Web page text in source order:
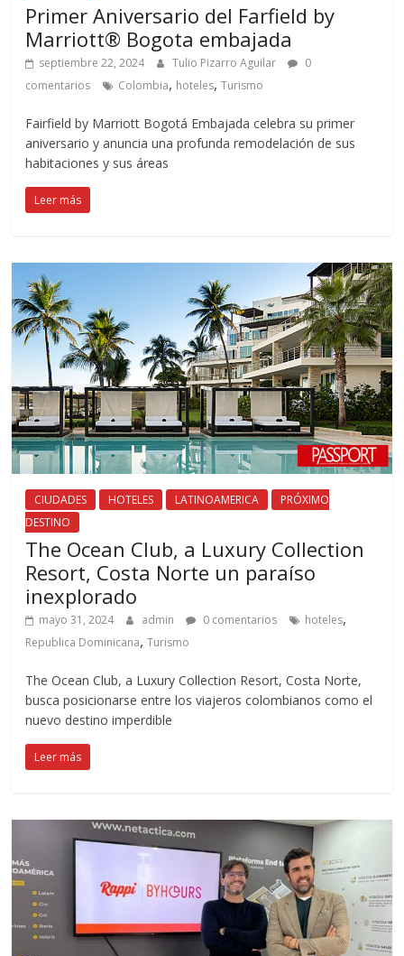
Primer Aniversario del Farfield by
Marriott® Bogota embajada
septiembre 22, 2024 Tulio Pizarro Aguilar
0
comentarios
Colombia, hoteles,Turismo
Fairfield by Marriott Bogotá Embajada celebra su primer
aniversario y anuncia una profunda remodelación de sus
habitaciones y sus áreas
Leer más
CIUDADES HOTELES LATINOAMERICA
PRÓXIMO
DESTINO
The Ocean Club, a Luxury Collection
Resort, Costa Norte un paraíso
inexplorado
mayo 31, 2024 admin 0 comentarios hoteles,
Republica Dominicana,Turismo
The Ocean Club, a Luxury Collection Resort, Costa Norte,
busca posicionarse entre los viajeros colombianos como el
nuevo destino imperdible
Leer más